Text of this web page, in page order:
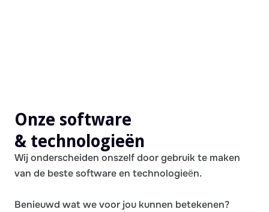
Onze software
& technologieën
Wij onderscheiden onszelf door gebruik te maken
van de beste software en technologieën.
Benieuwd wat we voor jou kunnen betekenen?